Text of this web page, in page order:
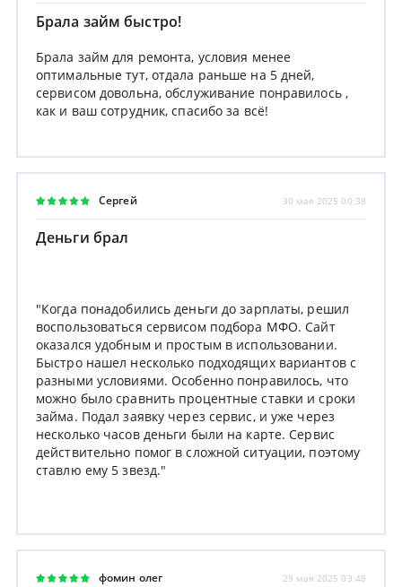
Брала займ быстро!
Брала займ для ремонта, условия менее
оптимальные тут, отдала раньше на 5 дней,
сервисом довольна, обслуживание понравилось ,
как и ваш сотрудник, спасибо за всё!
Сергей 30 мая 2025 00:38
Деньги брал
"Когда понадобились деньги до зарплаты, решил
воспользоваться сервисом подбора МФО. Сайт
оказался удобным и простым в использовании.
Быстро нашел несколько подходящих вариантов с
разными условиями. Особенно понравилось, что
можно было сравнить процентные ставки и сроки
займа. Подал заявку через сервис, и уже через
несколько часов деньги были на карте. Сервис
действительно помог в сложной ситуации, поэтому
ставлю ему 5 звезд."
фомин олег 29 мая 2025 03:48